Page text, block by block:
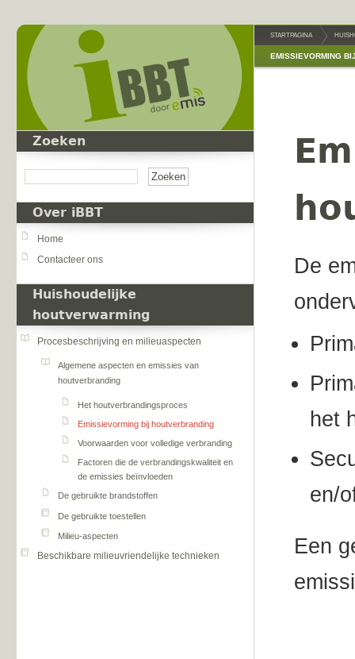
Zoeken
Over iBBT
Home
Contacteer ons
Huishoudelijke
houtverwarming
Procesbeschrijving en milieuaspecten
Algemene aspecten en emissies van
houtverbranding
Het houtverbrandingsproces
Emissievorming bij houtverbranding
Voorwaarden voor volledige verbranding
Factoren die de verbrandingskwaliteit en
de emissies beïnvloeden
De gebruikte brandstoffen
De gebruikte toestellen
Milieu-aspecten
Beschikbare milieuvriendelijke technieken
STARTPAGINA
EMISSIEVORMING
De
het
en/
Een